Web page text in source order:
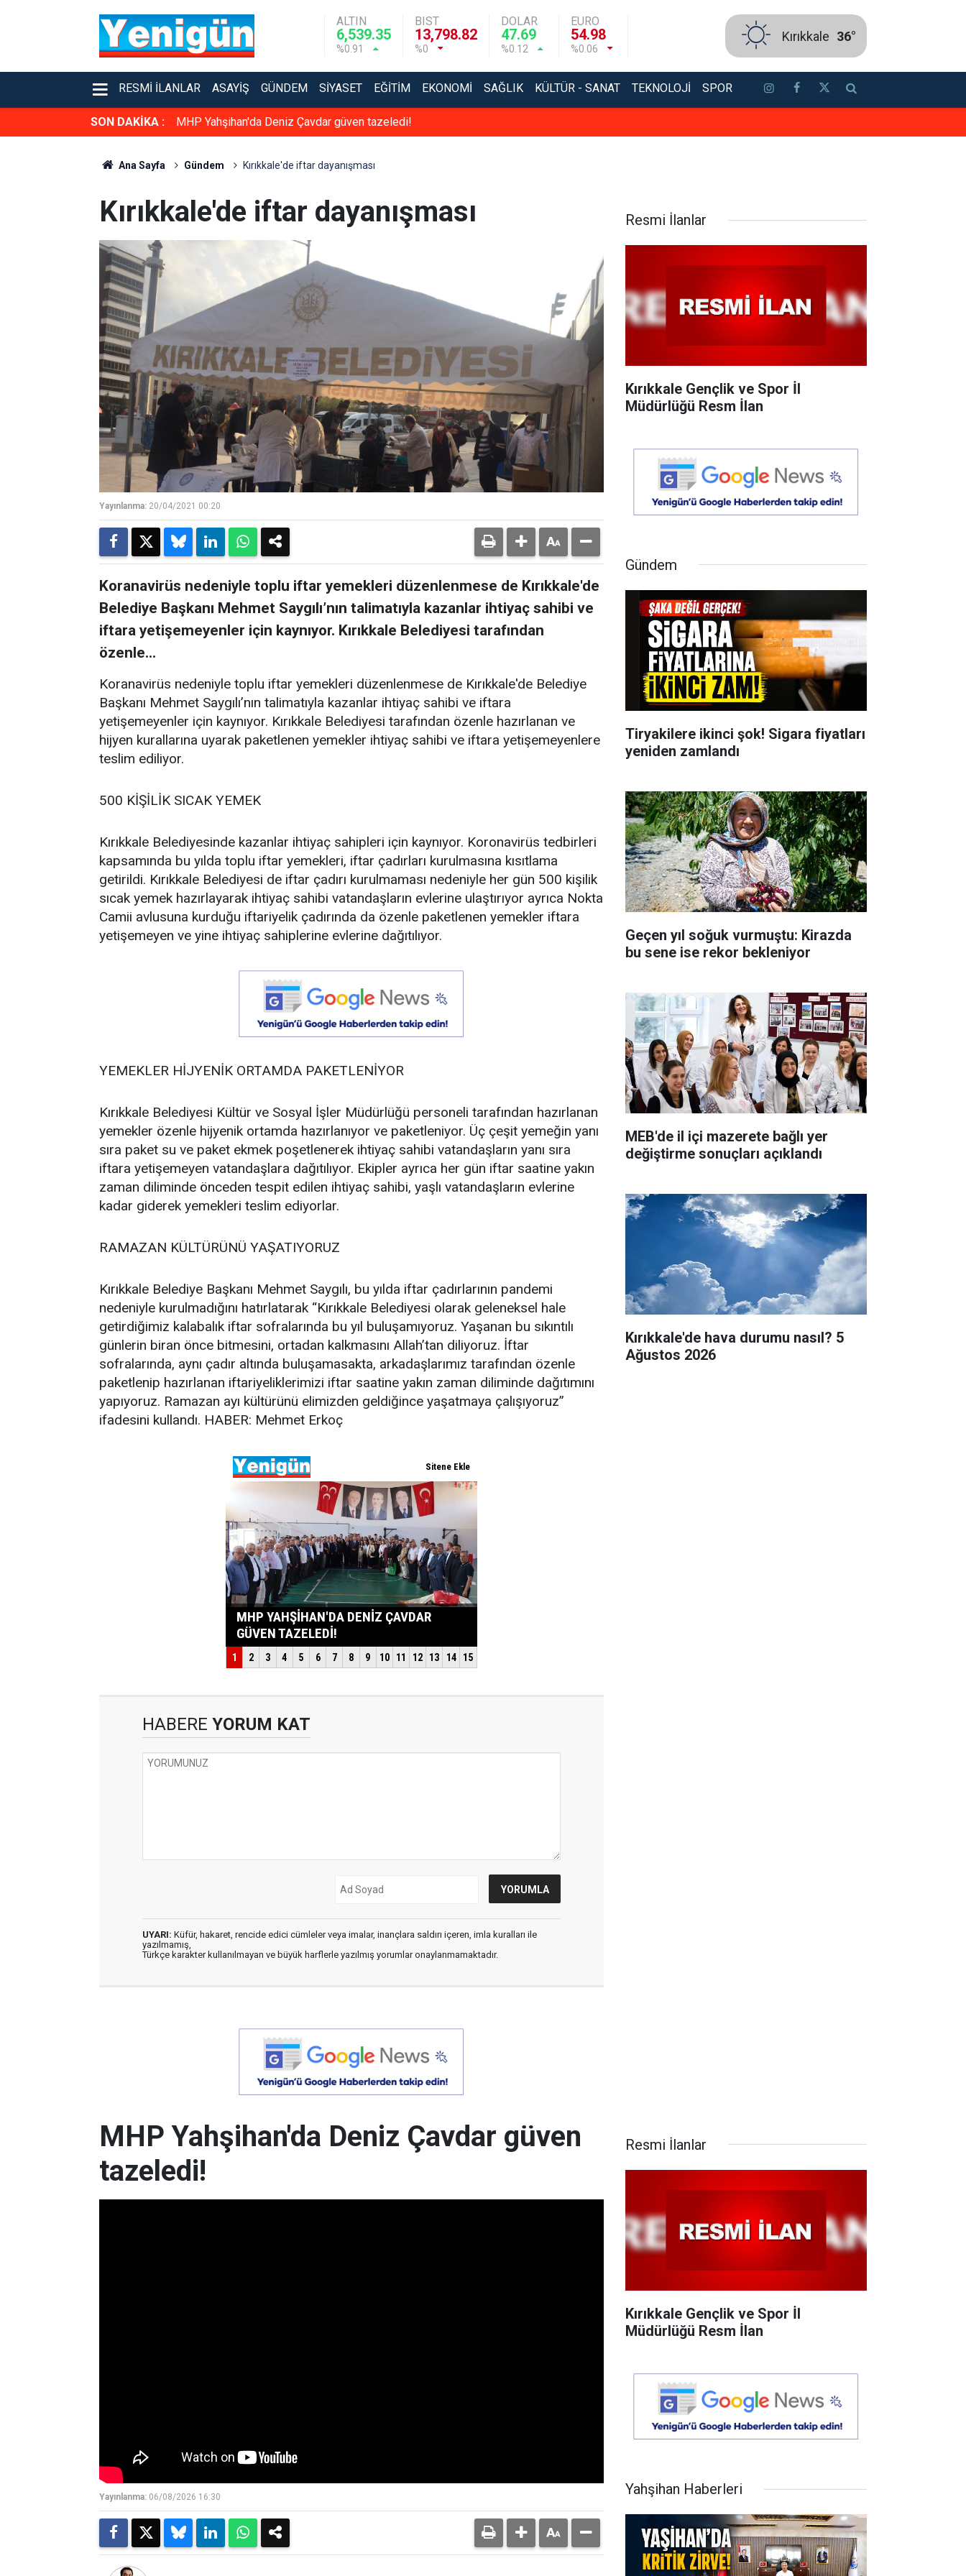
ALTIN
6,539.35
%0.91
BIST
13,798.82
%0
DOLAR
47.69
%0.12
EURO
54.98
%0.06
Kırıkkale 36°
RESMI İLANLAR ASAYIŞ GÜNDEM SIYASET EĞITIM EKONOMI SAĞLIK KÜLTÜR - SANAT TEKNOLOJI SPOR
SON DAKİKA : MHP Yahşihan'da Deniz Çavdar güven tazeledi!
Ana Sayfa Gündem Kırıkkale'de iftar dayanışması
Kırıkkale'de iftar dayanışması
Yayınlanma: 20/04/2021 00:20
Koranavirüs nedeniyle toplu iftar yemekleri düzenlenmese de Kırıkkale'de
Belediye Başkanı Mehmet Saygılı’nın talimatıyla kazanlar ihtiyaç sahibi ve
iftara yetişemeyenler için kaynıyor. Kırıkkale Belediyesi tarafından
özenle...
Koranavirüs nedeniyle toplu iftar yemekleri düzenlenmese de Kırıkkale'de Belediye
Başkanı Mehmet Saygılı’nın talimatıyla kazanlar ihtiyaç sahibi ve iftara
yetişemeyenler için kaynıyor. Kırıkkale Belediyesi tarafından özenle hazırlanan ve
hijyen kurallarına uyarak paketlenen yemekler ihtiyaç sahibi ve iftara yetişemeyenlere
teslim ediliyor.
500 KİŞİLİK SICAK YEMEK
Kırıkkale Belediyesinde kazanlar ihtiyaç sahipleri için kaynıyor. Koronavirüs tedbirleri
kapsamında bu yılda toplu iftar yemekleri, iftar çadırları kurulmasına kısıtlama
getirildi. Kırıkkale Belediyesi de iftar çadırı kurulmaması nedeniyle her gün 500 kişilik
sıcak yemek hazırlayarak ihtiyaç sahibi vatandaşların evlerine ulaştırıyor ayrıca Nokta
Camii avlusuna kurduğu iftariyelik çadırında da özenle paketlenen yemekler iftara
yetişemeyen ve yine ihtiyaç sahiplerine evlerine dağıtılıyor.
YEMEKLER HİJYENİK ORTAMDA PAKETLENİYOR
Kırıkkale Belediyesi Kültür ve Sosyal İşler Müdürlüğü personeli tarafından hazırlanan
yemekler özenle hijyenik ortamda hazırlanıyor ve paketleniyor. Üç çeşit yemeğin yanı
sıra paket su ve paket ekmek poşetlenerek ihtiyaç sahibi vatandaşların yanı sıra
iftara yetişemeyen vatandaşlara dağıtılıyor. Ekipler ayrıca her gün iftar saatine yakın
zaman diliminde önceden tespit edilen ihtiyaç sahibi, yaşlı vatandaşların evlerine
kadar giderek yemekleri teslim ediyorlar.
RAMAZAN KÜLTÜRÜNÜ YAŞATIYORUZ
Kırıkkale Belediye Başkanı Mehmet Saygılı, bu yılda iftar çadırlarının pandemi
nedeniyle kurulmadığını hatırlatarak “Kırıkkale Belediyesi olarak geleneksel hale
getirdiğimiz kalabalık iftar sofralarında bu yıl buluşamıyoruz. Yaşanan bu sıkıntılı
günlerin biran önce bitmesini, ortadan kalkmasını Allah’tan diliyoruz. İftar
sofralarında, aynı çadır altında buluşamasakta, arkadaşlarımız tarafından özenle
paketlenip hazırlanan iftariyeliklerimizi iftar saatine yakın zaman diliminde dağıtımını
yapıyoruz. Ramazan ayı kültürünü elimizden geldiğince yaşatmaya çalışıyoruz”
ifadesini kullandı. HABER: Mehmet Erkoç
HABERE YORUM KAT
UYARI: Küfür, hakaret, rencide edici cümleler veya imalar, inançlara saldırı içeren, imla kuralları ile
yazılmamış,
Türkçe karakter kullanılmayan ve büyük harflerle yazılmış yorumlar onaylanmamaktadır.
Resmi İlanlar
Kırıkkale Gençlik ve Spor İl
Müdürlüğü Resm İlan
Gündem
Tiryakilere ikinci şok! Sigara fiyatları
yeniden zamlandı
Geçen yıl soğuk vurmuştu: Kirazda
bu sene ise rekor bekleniyor
MEB'de il içi mazerete bağlı yer
değiştirme sonuçları açıklandı
Kırıkkale'de hava durumu nasıl? 5
Ağustos 2026
MHP Yahşihan'da Deniz Çavdar güven
tazeledi!
Yayınlanma: 06/08/2026 16:30
Resmi İlanlar
Kırıkkale Gençlik ve Spor İl
Müdürlüğü Resm İlan
Yahşihan Haberleri